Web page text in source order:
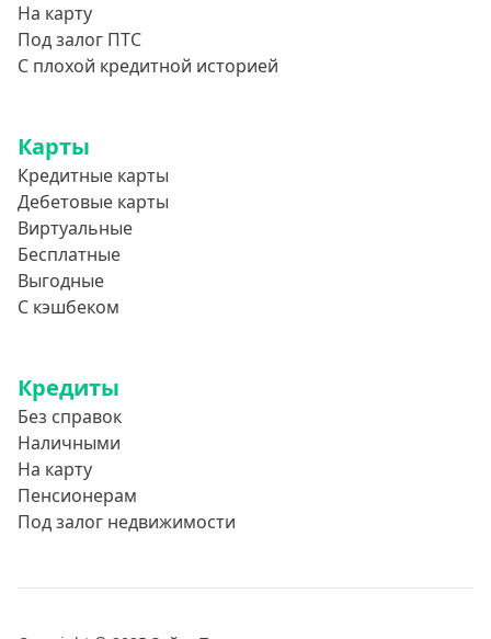
С автоматическим одобрением
Без номера телефона
Без звонков и проверок
Онлайн круглосуточно
Ночью
На карту круглосуточно
24/7
Срок
1 день
2 дня
5 дней
На карту
Под залог ПТС
С плохой кредитной историей
Карты
Кредитные карты
Дебетовые карты
Виртуальные
Бесплатные
Выгодные
С кэшбеком
Кредиты
Без справок
Наличными
На карту
Пенсионерам
Под залог недвижимости